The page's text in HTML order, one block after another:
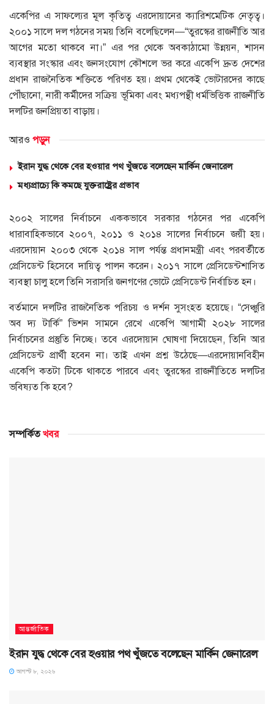
একেপির এ সাফল্যের মূল কৃতিত্ব এরদোয়ানের ক্যারিশমেটিক নেতৃত্ব।
২০০১ সালে দল গঠনের সময় তিনি বলেছিলেন—“তুরস্কের রাজনীতি আর
আগের মতো থাকবে না।” এর পর থেকে অবকাঠামো উন্নয়ন, শাসন
ব্যবস্থার সংস্কার এবং জনসংযোগ কৌশলে ভর করে একেপি দ্রুত দেশের
প্রধান রাজনৈতিক শক্তিতে পরিণত হয়। প্রথম থেকেই ভোটারদের কাছে
পৌঁছানো, নারী কর্মীদের সক্রিয় ভূমিকা এবং মধ্যপন্থী ধর্মভিত্তিক রাজনীতি
দলটির জনপ্রিয়তা বাড়ায়।
আরও পড়ুন
ইরান যুদ্ধ থেকে বের হওয়ার পথ খুঁজতে বলেছেন মার্কিন জেনারেল
মধ্যপ্রাচ্যে কি কমছে যুক্তরাষ্ট্রের প্রভাব
২০০২ সালের নির্বাচনে এককভাবে সরকার গঠনের পর একেপি
ধারাবাহিকভাবে ২০০৭, ২০১১ ও ২০১৪ সালের নির্বাচনে জয়ী হয়।
এরদোয়ান ২০০৩ থেকে ২০১৪ সাল পর্যন্ত প্রধানমন্ত্রী এবং পরবর্তীতে
প্রেসিডেন্ট হিসেবে দায়িত্ব পালন করেন। ২০১৭ সালে প্রেসিডেন্টশাসিত
ব্যবস্থা চালু হলে তিনি সরাসরি জনগণের ভোটে প্রেসিডেন্ট নির্বাচিত হন।
বর্তমানে দলটির রাজনৈতিক পরিচয় ও দর্শন সুসংহত হয়েছে। “সেঞ্চুরি
অব দ্য টার্কি” ভিশন সামনে রেখে একেপি আগামী ২০২৮ সালের
নির্বাচনের প্রস্তুতি নিচ্ছে। তবে এরদোয়ান ঘোষণা দিয়েছেন, তিনি আর
প্রেসিডেন্ট প্রার্থী হবেন না। তাই এখন প্রশ্ন উঠেছে—এরদোয়ানবিহীন
একেপি কতটা টিকে থাকতে পারবে এবং তুরস্কের রাজনীতিতে দলটির
ভবিষ্যত কি হবে?
সম্পর্কিতখবর
আন্তর্জাতিক
ইরান যুদ্ধ থেকে বের হওয়ার পথ খুঁজতে বলেছেন মার্কিন জেনারেল
আগস্ট ৮, ২০২৬